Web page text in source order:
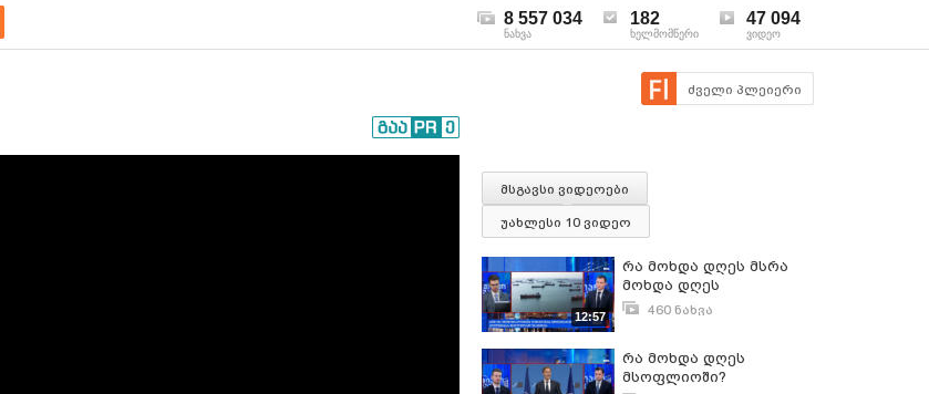
8 557 034
ნახვა
182
ხელმომწერი
47 094
ვიდეო
ძველი პლეიერი
მსგავსი ვიდეოები
უახლესი 10 ვიდეო
12:57
რა მოხდა დღეს მსრა
მოხდა დღეს
მსოფლიოში?ოფლიოში?
460 ნახვა
რა მოხდა დღეს
მსოფლიოში?